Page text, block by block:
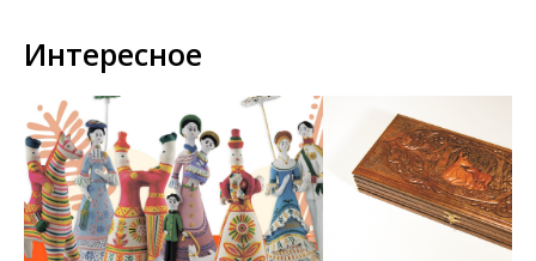
Интересное